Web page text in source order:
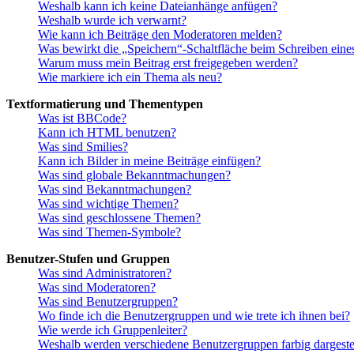
Weshalb kann ich keine Dateianhänge anfügen?
Weshalb wurde ich verwarnt?
Wie kann ich Beiträge den Moderatoren melden?
Was bewirkt die „Speichern“-Schaltfläche beim Schreiben
Warum muss mein Beitrag erst freigegeben werden?
Wie markiere ich ein Thema als neu?
Textformatierung und Thementypen
Was ist BBCode?
Kann ich HTML benutzen?
Was sind Smilies?
Kann ich Bilder in meine Beiträge einfügen?
Was sind globale Bekanntmachungen?
Was sind Bekanntmachungen?
Was sind wichtige Themen?
Was sind geschlossene Themen?
Was sind Themen-Symbole?
Benutzer-Stufen und Gruppen
Was sind Administratoren?
Was sind Moderatoren?
Was sind Benutzergruppen?
Wo finde ich die Benutzergruppen und wie trete ich ihnen bei?
Wie werde ich Gruppenleiter?
Weshalb werden verschiedene Benutzergruppen farbig